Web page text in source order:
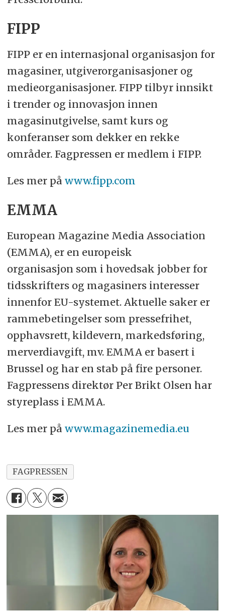
FIPP
FIPP er en internasjonal organisasjon for
magasiner, utgiverorganisasjoner og
medieorganisasjoner. FIPP tilbyr innsikt
i trender og innovasjon innen
magasinutgivelse, samt kurs og
konferanser som dekker en rekke
områder. Fagpressen er medlem i FIPP.
Les mer på www.fipp.com
EMMA
European Magazine Media Association
(EMMA), er en europeisk
organisasjon som i hovedsak jobber for
tidsskrifters og magasiners interesser
innenfor EU-systemet. Aktuelle saker er
rammebetingelser som pressefrihet,
opphavsrett, kildevern, markedsføring,
merverdiavgift, mv. EMMA er basert i
Brussel og har en stab på fire personer.
Fagpressens direktør Per Brikt Olsen har
styreplass i EMMA.
Les mer på www.magazinemedia.eu
FAGPRESSEN